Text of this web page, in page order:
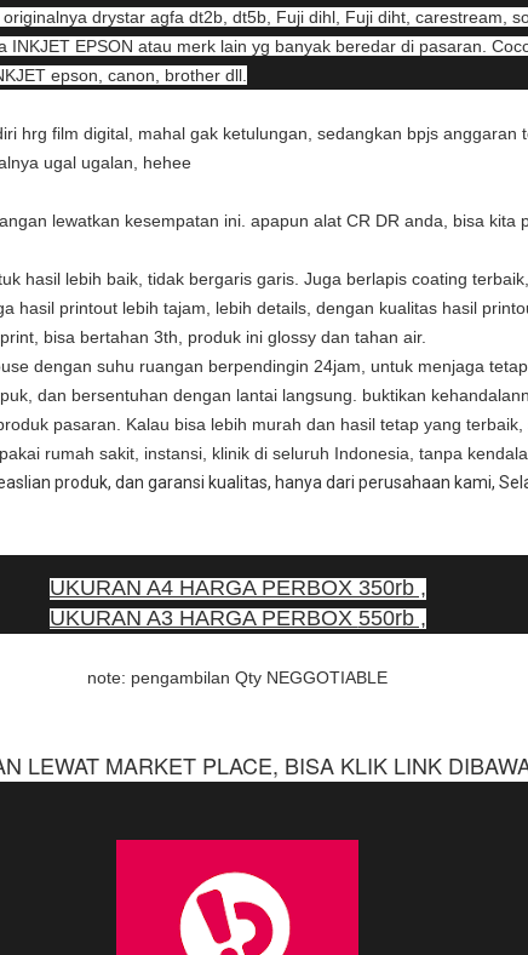
drystar agfa dt2b, dt5b, Fuji dihl, Fuji diht, carestream,
INKJET EPSON atau merk lain yg banyak beredar di pasaran.
epson, canon, brother dll.
hrg film digital, mahal gak ketulungan, sedangkan bpjs anggaran
ugal ugalan, hehee
lewatkan kesempatan ini. apapun alat CR DR anda, bisa kita
hasil lebih baik, tidak bergaris garis. Juga berlapis coating
hasil printout lebih tajam, lebih details, dengan kualitas hasil
bisa bertahan 3th, produk ini glossy dan tahan air.
dengan suhu ruangan berpendingin 24jam, untuk menjaga
dan bersentuhan dengan lantai langsung. buktikan
pasaran. Kalau bisa lebih murah dan hasil tetap yang
rumah sakit, instansi, klinik di seluruh Indonesia, tanpa
produk, dan garansi kualitas, hanya dari perusahaan kami,
UKURAN A4 HARGA PERBOX 350rb ,
UKURAN A3 HARGA PERBOX 550rb ,
note: pengambilan Qty NEGGOTIABLE
LEWAT MARKET PLACE, BISA KLIK LINK